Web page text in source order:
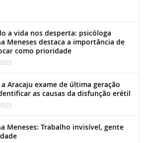
a vida nos desperta: psicóloga
Meneses destaca a importância de
como prioridade
a Aracaju exame de última geração
as causas da disfunção erétil
Meneses: Trabalho invisível, gente